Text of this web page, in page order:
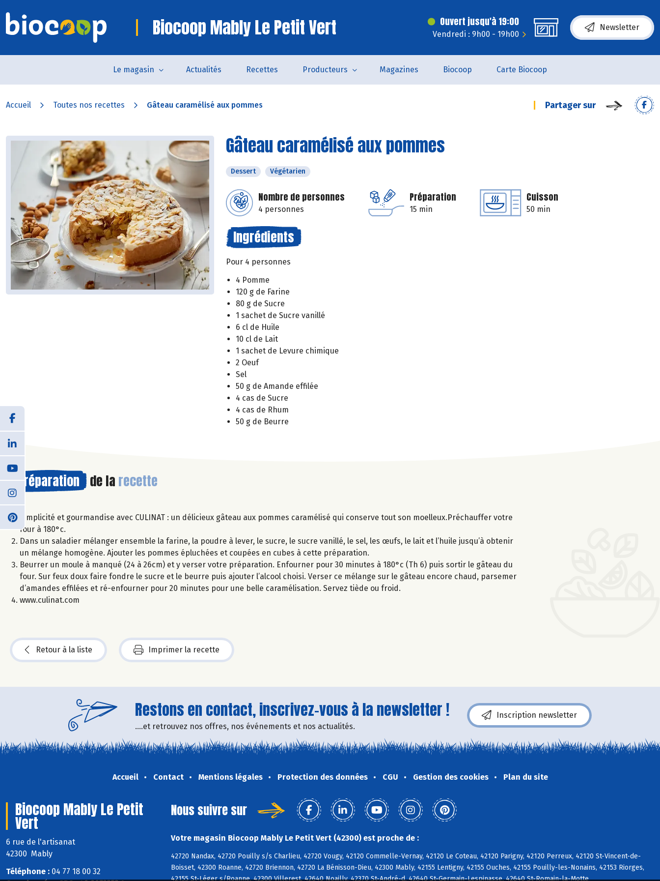
Biocoop Mably Le Petit Vert Ouvert jusqu'à 19:00
Vendredi : 9h00 - 19h00
Newsletter
Le magasin Actualités Recettes Producteurs Magazines Biocoop Carte Biocoop
Accueil Toutes nos recettes Gâteau caramélisé aux pommes Partager sur
Gâteau caramélisé aux pommes
Dessert Végétarien
Nombre de personnes
4 personnes
Préparation
15 min
Cuisson
50 min
Ingrédients
Pour 4 personnes
4 Pomme
120 g de Farine
80 g de Sucre
1 sachet de Sucre vanillé
6 cl de Huile
10 cl de Lait
1 sachet de Levure chimique
2 Oeuf
Sel
50 g de Amande effilée
4 cas de Sucre
4 cas de Rhum
50 g de Beurre
Préparation de la recette
Simplicité et gourmandise avec CULINAT : un délicieux gâteau aux pommes caramélisé qui conserve tout son moelleux.Préchauffer votre
four à 180°c.
Dans un saladier mélanger ensemble la farine, la poudre à lever, le sucre, le sucre vanillé, le sel, les œufs, le lait et l’huile jusqu’à obtenir
un mélange homogène. Ajouter les pommes épluchées et coupées en cubes à cette préparation.
Beurrer un moule à manqué (24 à 26cm) et y verser votre préparation. Enfourner pour 30 minutes à 180°c (Th 6) puis sortir le gâteau du
four. Sur feux doux faire fondre le sucre et le beurre puis ajouter l’alcool choisi. Verser ce mélange sur le gâteau encore chaud, parsemer
d’amandes effilées et ré-enfourner pour 20 minutes pour une belle caramélisation. Servez tiède ou froid.
www.culinat.com
Retour à la liste Imprimer la recette
Restons en contact, inscrivez-vous à la newsletter !
....et retrouvez nos offres, nos événements et nos actualités.
Inscription newsletter
Accueil Contact Mentions légales Protection des données CGU Gestion des cookies Plan du site
Biocoop Mably Le Petit
Vert
6 rue de l'artisanat
42300 Mably
Téléphone : 04 77 18 00 32
Nous suivre sur
Votre magasin Biocoop Mably Le Petit Vert (42300) est proche de :
42720 Nandax, 42720 Pouilly s/s Charlieu, 42720 Vougy, 42120 Commelle-Vernay, 42120 Le Coteau, 42120 Parigny, 42120 Perreux, 42120 St-Vincent-de-
Boisset, 42300 Roanne, 42720 Briennon, 42720 La Bénisson-Dieu, 42300 Mably, 42155 Lentigny, 42155 Ouches, 42155 Pouilly-les-Nonains, 42153 Riorges,
42155 St-Léger s/Roanne, 42300 Villerest, 42640 Noailly, 42370 St-André-d, 42640 St-Germain-Lespinasse, 42640 St-Romain-la-Motte